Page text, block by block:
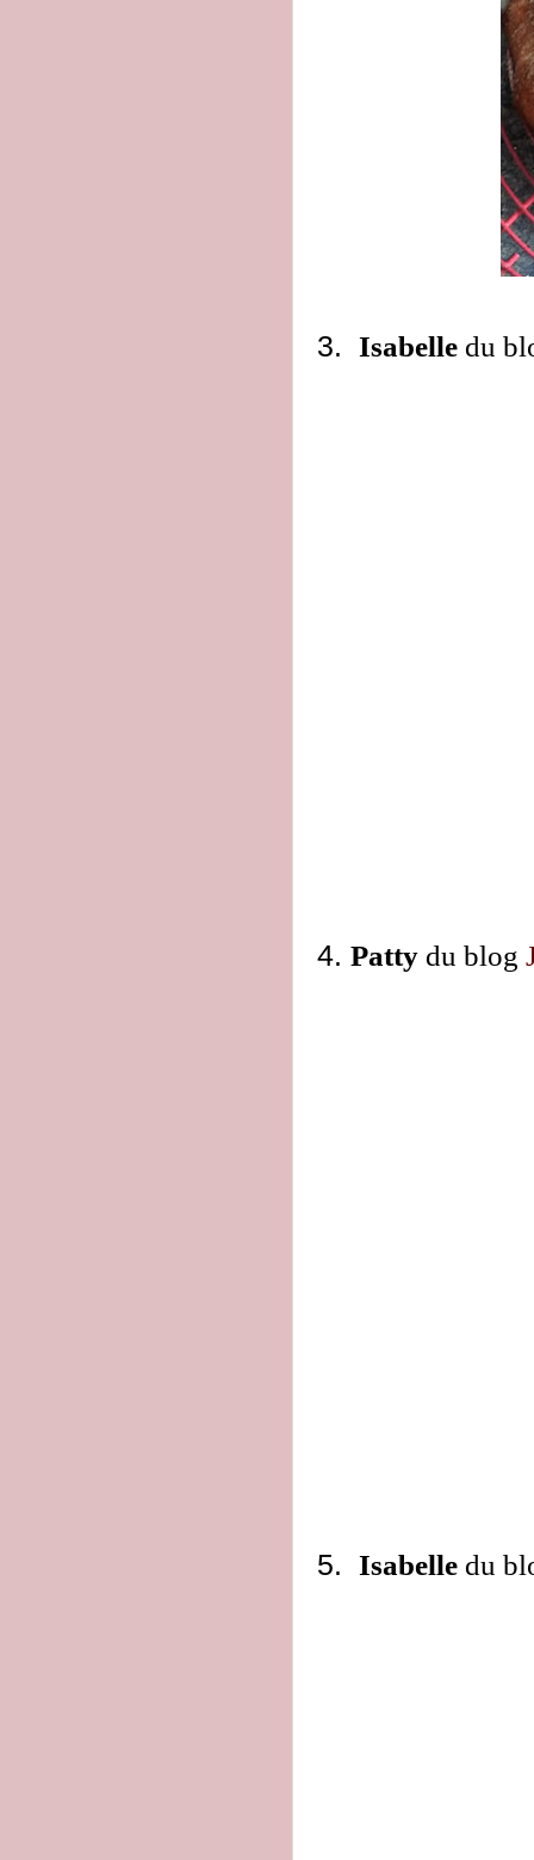
3. Isabelle du
4. Patty du blog
5. Isabelle du